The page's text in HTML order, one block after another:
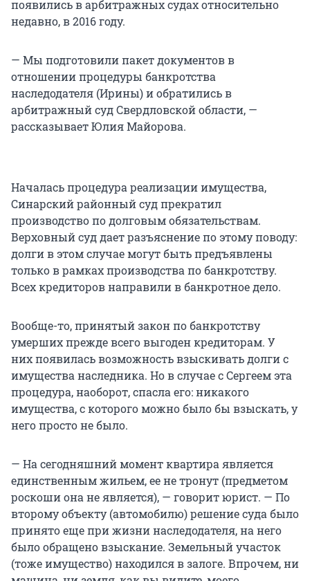
появились в арбитражных судах относительно
недавно, в 2016 году.
— Мы подготовили пакет документов в
отношении процедуры банкротства
наследодателя (Ирины) и обратились в
арбитражный суд Свердловской области, —
рассказывает Юлия Майорова.
Началась процедура реализации имущества,
Синарский районный суд прекратил
производство по долговым обязательствам.
Верховный суд дает разъяснение по этому поводу:
долги в этом случае могут быть предъявлены
только в рамках производства по банкротству.
Всех кредиторов направили в банкротное дело.
Вообще-то, принятый закон по банкротству
умерших прежде всего выгоден кредиторам. У
них появилась возможность взыскивать долги с
имущества наследника. Но в случае с Сергеем эта
процедура, наоборот, спасла его: никакого
имущества, с которого можно было бы взыскать, у
него просто не было.
— На сегодняшний момент квартира является
единственным жильем, ее не тронут (предметом
роскоши она не является), — говорит юрист. — По
второму объекту (автомобилю) решение суда было
принято еще при жизни наследодателя, на него
было обращено взыскание. Земельный участок
(тоже имущество) находился в залоге. Впрочем, ни